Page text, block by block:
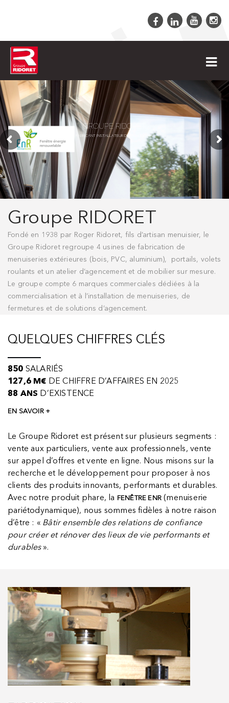
GROUPE RIDORET
FABRICANT INSTALLATEUR DE MENUISERIES
Groupe RIDORET
Fondé en 1938 par Roger Ridoret, fils d’artisan menuisier, le
Groupe Ridoret regroupe 4 usines de fabrication de
menuiseries extérieures (bois, PVC, aluminium), portails, volets
roulants et un atelier d’agencement et de mobilier sur mesure.
Le groupe compte 6 marques commerciales dédiées à la
commercialisation et à l’installation de menuiseries, de
fermetures et de solutions d’agencement.
QUELQUES CHIFFRES CLÉS
850 SALARIÉS
127,6 M€ DE CHIFFRE D’AFFAIRES EN 2025
88 ANS D’EXISTENCE
EN SAVOIR +
Le Groupe Ridoret est présent sur plusieurs segments :
vente aux particuliers, vente aux professionnels, vente
sur appel d’offres et vente en ligne. Nous misons sur la
recherche et le développement pour proposer à nos
clients des produits innovants, performants et durables.
Avec notre produit phare, la
FENÊTRE ENR (menuiserie
pariétodynamique), nous sommes fidèles à notre raison
d’être : « Bâtir ensemble des relations de confiance
pour créer et rénover des lieux de vie performants et
durables».